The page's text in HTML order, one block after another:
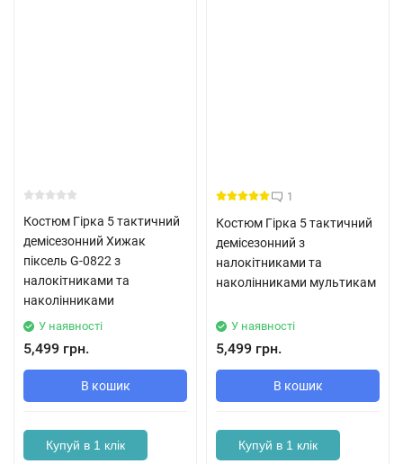
Костюм Гірка 5 тактичний
демісезонний Хижак
піксель G-0822 з
налокітниками та
наколінниками
У наявності
5,499 грн.
В кошик
Купуй в 1 клік
1
Костюм Гірка 5 тактичний
демісезонний з
налокітниками та
наколінниками мультикам
У наявності
5,499 грн.
В кошик
Купуй в 1 клік